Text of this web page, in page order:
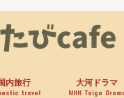
内旅行
travel
大河ドラマ
NHK Taiga